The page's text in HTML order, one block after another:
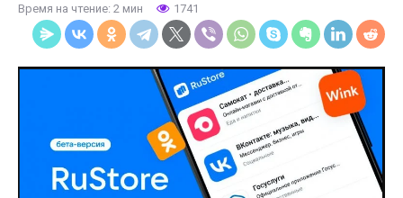
Время на чтение: 2 мин 1741